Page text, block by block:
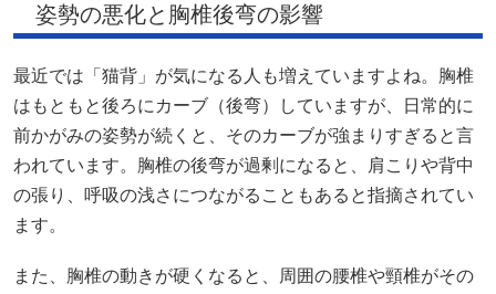
姿勢の悪化と胸椎後弯の影響
最近では「猫背」が気になる人も増えていますよね。胸椎
はもともと後ろにカーブ（後弯）していますが、日常的に
前かがみの姿勢が続くと、そのカーブが強まりすぎると言
われています。胸椎の後弯が過剰になると、肩こりや背中
の張り、呼吸の浅さにつながることもあると指摘されてい
ます。
また、胸椎の動きが硬くなると、周囲の腰椎や頸椎がその